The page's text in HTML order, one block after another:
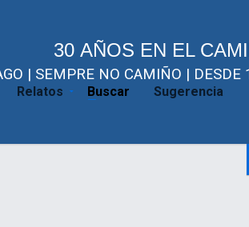
30 AÑOS EN EL
| SEMPRE NO CAMIÑO | DESDE
Relatos Buscar Sugerencia